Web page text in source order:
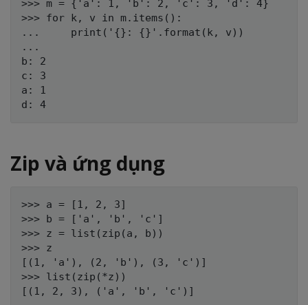
>>> m = {'a': 1, 'b': 2, 'c': 3, 'd': 4}
>>> for k, v in m.items():
...     print('{}: {}'.format(k, v))
...
b: 2
c: 3
a: 1
Zip và ứng dụng
>>> a = [1, 2, 3]
>>> b = ['a', 'b', 'c']
>>> z = list(zip(a, b))
>>> z
[(1, 'a'), (2, 'b'), (3, 'c')]
>>> list(zip(*z))